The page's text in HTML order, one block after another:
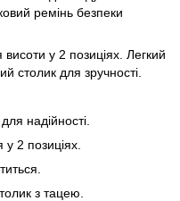
ремінь безпеки
у 2 позиціях. Легкий
столик для зручності.
надійності.
2 позиціях.
з тацею.